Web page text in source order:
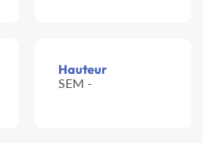
Hauteur
SEM -